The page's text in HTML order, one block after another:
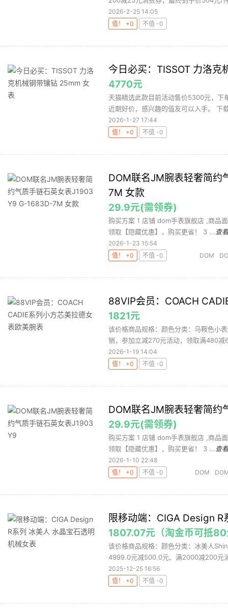
2026-2-25 14:05
值！ +0
不值 -0
今日必买：TISSOT 力洛
4770元
天猫精选此款目前活动售价5300元，
近期好价，感兴趣的值友可以入手。 下
2026-1-27 17:44
值！ +0
不值 -0
DOM联名JM腕表轻奢简
7M 女款
29.9元(需领券)
购买方案 1 店铺 dom手表旗舰店 ,商品
领取【隐藏优惠】，购买更省！ 3 ... 查
2026-1-23 15:54
值！ +0
不值 -0 DOM
88VIP会员：COACH
1821元
该价格商品规格：颜色分类：马鞍色小
销，参加立减270元活动，领取满480减
2026-1-19 14:04
值！ +0
不值 -0
DOM联名JM腕表轻奢简约
29.9元(需领券)
购买方案 1 店铺 dom手表旗舰店 ,商品
领取【隐藏优惠】，购买更省！ 3 ... 查
2026-1-10 22:48
值！ +0
不值 -0 DOM
限移动端：CIGA Design
1807.07元（淘金币可抵
该价格商品规格：颜色分类：冰美人
4999.0元减500.0元、满2000减200元
2025-12-25 16:56
值！ +0
不值 -0